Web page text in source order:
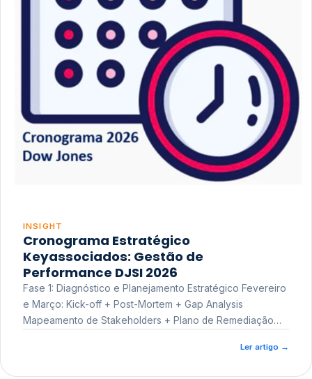
INSIGHT
Cronograma Estratégico
Keyassociados: Gestão de
Performance DJSI 2026
Fase 1: Diagnóstico e Planejamento Estratégico Fevereiro
e Março: Kick-off + Post-Mortem + Gap Analysis
Mapeamento de Stakeholders + Plano de Remediação
Ler artigo →